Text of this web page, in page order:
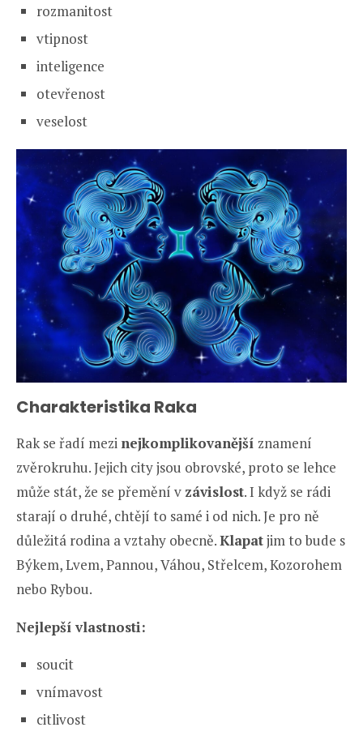
rozmanitost
vtipnost
inteligence
otevřenost
veselost
Charakteristika Raka
Rak se řadí mezi nejkomplikovanější znamení
zvěrokruhu. Jejich city jsou obrovské, proto se lehce
může stát, že se přemění v závislost. I když se rádi
starají o druhé, chtějí to samé i od nich. Je pro ně
důležitá rodina a vztahy obecně.Klapatjim to bude s
Býkem, Lvem, Pannou, Váhou, Střelcem, Kozorohem
nebo Rybou.
Nejlepší vlastnosti:
soucit
vnímavost
citlivost